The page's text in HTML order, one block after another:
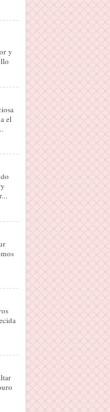
y
el